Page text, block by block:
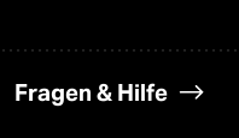
Fragen & Hilfe